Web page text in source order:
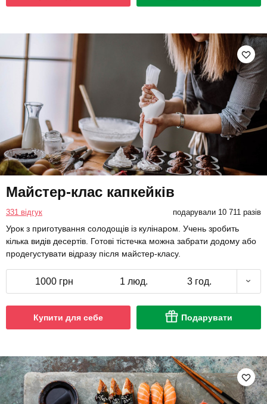
Майстер-клас капкейків
331 відгук подарували 10 711 разів
Урок з приготування солодощів із кулінаром. Учень зробить
кілька видів десертів. Готові тістечка можна забрати додому або
продегустувати відразу після майстер-класу.
1000 грн 1 люд. 3 год.
Купити для себе Подарувати